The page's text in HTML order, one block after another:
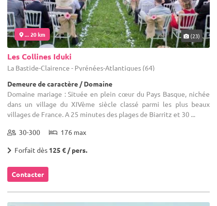
... 20 km (23)
Les Collines Iduki
La Bastide-Clairence - Pyrénées-Atlantiques (64)
Demeure de caractère / Domaine
Domaine mariage : Située en plein cœur du Pays Basque, nichée
dans un village du XIVème siècle classé parmi les plus beaux
villages de France. A 25 minutes des plages de Biarritz et 30 ...
30-300 176 max
Forfait dès 125 € / pers.
Contacter